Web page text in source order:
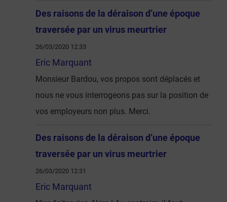
Des raisons de la déraison d’une époque
traversée par un virus meurtrier
26/03/2020 12:33
Eric Marquant
Monsieur Bardou, vos propos sont déplacés et
nous ne vous interrogeons pas sur la position de
vos employeurs non plus. Merci.
Des raisons de la déraison d’une époque
traversée par un virus meurtrier
26/03/2020 12:31
Eric Marquant